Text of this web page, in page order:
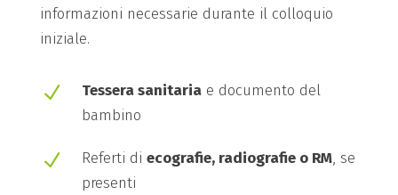
informazioni necessarie durante il colloquio
iniziale.
N Tessera sanitariae documento del
bambino
N Referti di ecografie, radiografie o RM, se
presenti